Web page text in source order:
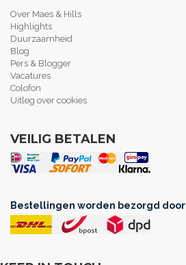
Over Maes & Hills
Highlights
Duurzaamheid
Blog
Pers & Blogger
Vacatures
Colofon
Uitleg over cookies
VEILIG BETALEN
Bestellingen worden bezorgd door